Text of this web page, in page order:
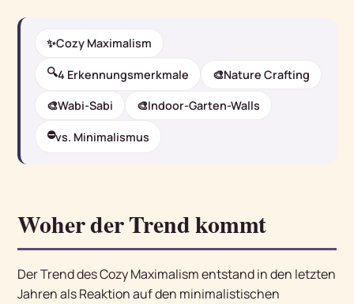
✨Cozy Maximalism
🔍4 Erkennungsmerkmale 🎨Nature Crafting
🎨Wabi-Sabi 🎨Indoor-Garten-Walls
⛔vs. Minimalismus
Woher der Trend kommt
Der Trend des Cozy Maximalism entstand in den letzten
Jahren als Reaktion auf den minimalistischen